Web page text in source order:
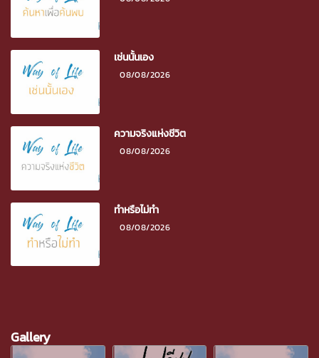
เช่นนั้นเอง
08/08/2026
ความจริงแห่งชีวิต
08/08/2026
ทำหรือไม่ทำ
08/08/2026
Gallery